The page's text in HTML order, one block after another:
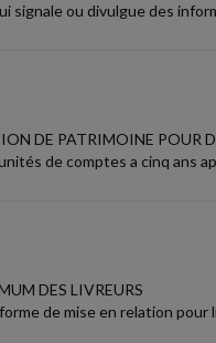
signale ou divulgue des
DE PATRIMOINE POUR
de comptes a cinq ans
DES LIVREURS
de mise en relation